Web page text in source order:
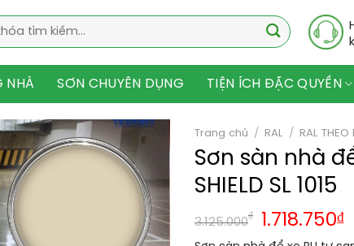
NHÀ SƠN CHUYÊN DỤNG TIỆN ÍCH ĐẶC QUYỀN
Trang chủ / RAL / RAL THEO
Sơn sàn nhà
SHIELD SL 1015
3.125.000
₫ 1.718.750₫